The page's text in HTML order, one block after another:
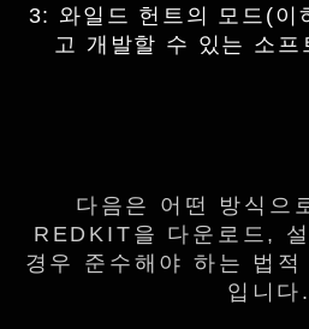
3: 와일드 헌트의 모드(이
고 개발할 수 있는 소프
다음은 어떤 방식으
REDKIT을 다운로드,
경우 준수해야 하는 법
입니다.